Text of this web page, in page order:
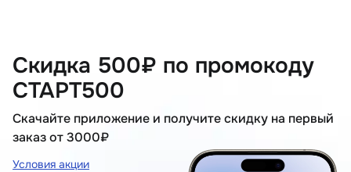
Скидка 500₽ по промокоду
СТАРТ500
Скачайте приложение и получите скидку на первый
заказ от 3000₽
Условия акции